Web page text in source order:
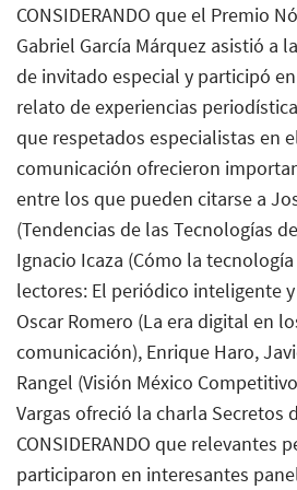
CONSIDERANDO que el Premio
Gabriel García Márquez asistió a
de invitado especial y participó
relato de experiencias
que respetados especialistas en
comunicación ofrecieron
entre los que pueden citarse a
(Tendencias de las Tecnologías
Ignacio Icaza (Cómo la
lectores: El periódico inteligente
Oscar Romero (La era digital en
comunicación), Enrique Haro,
Rangel (Visión México
Vargas ofreció la charla Secretos
CONSIDERANDO que relevantes
participaron en interesantes